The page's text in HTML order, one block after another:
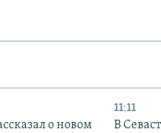
о новом
11:11
В